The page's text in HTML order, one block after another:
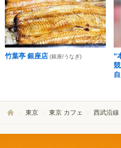
竹葉亭 銀座店 (銀座/うなぎ)
"
東京 東京 カフェ 西武沿線